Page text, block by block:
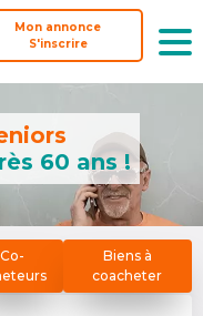
Mon annonce
S'inscrire
Mon annonce
S'inscrire
60 ans !
Co-
Biens à
coacheter